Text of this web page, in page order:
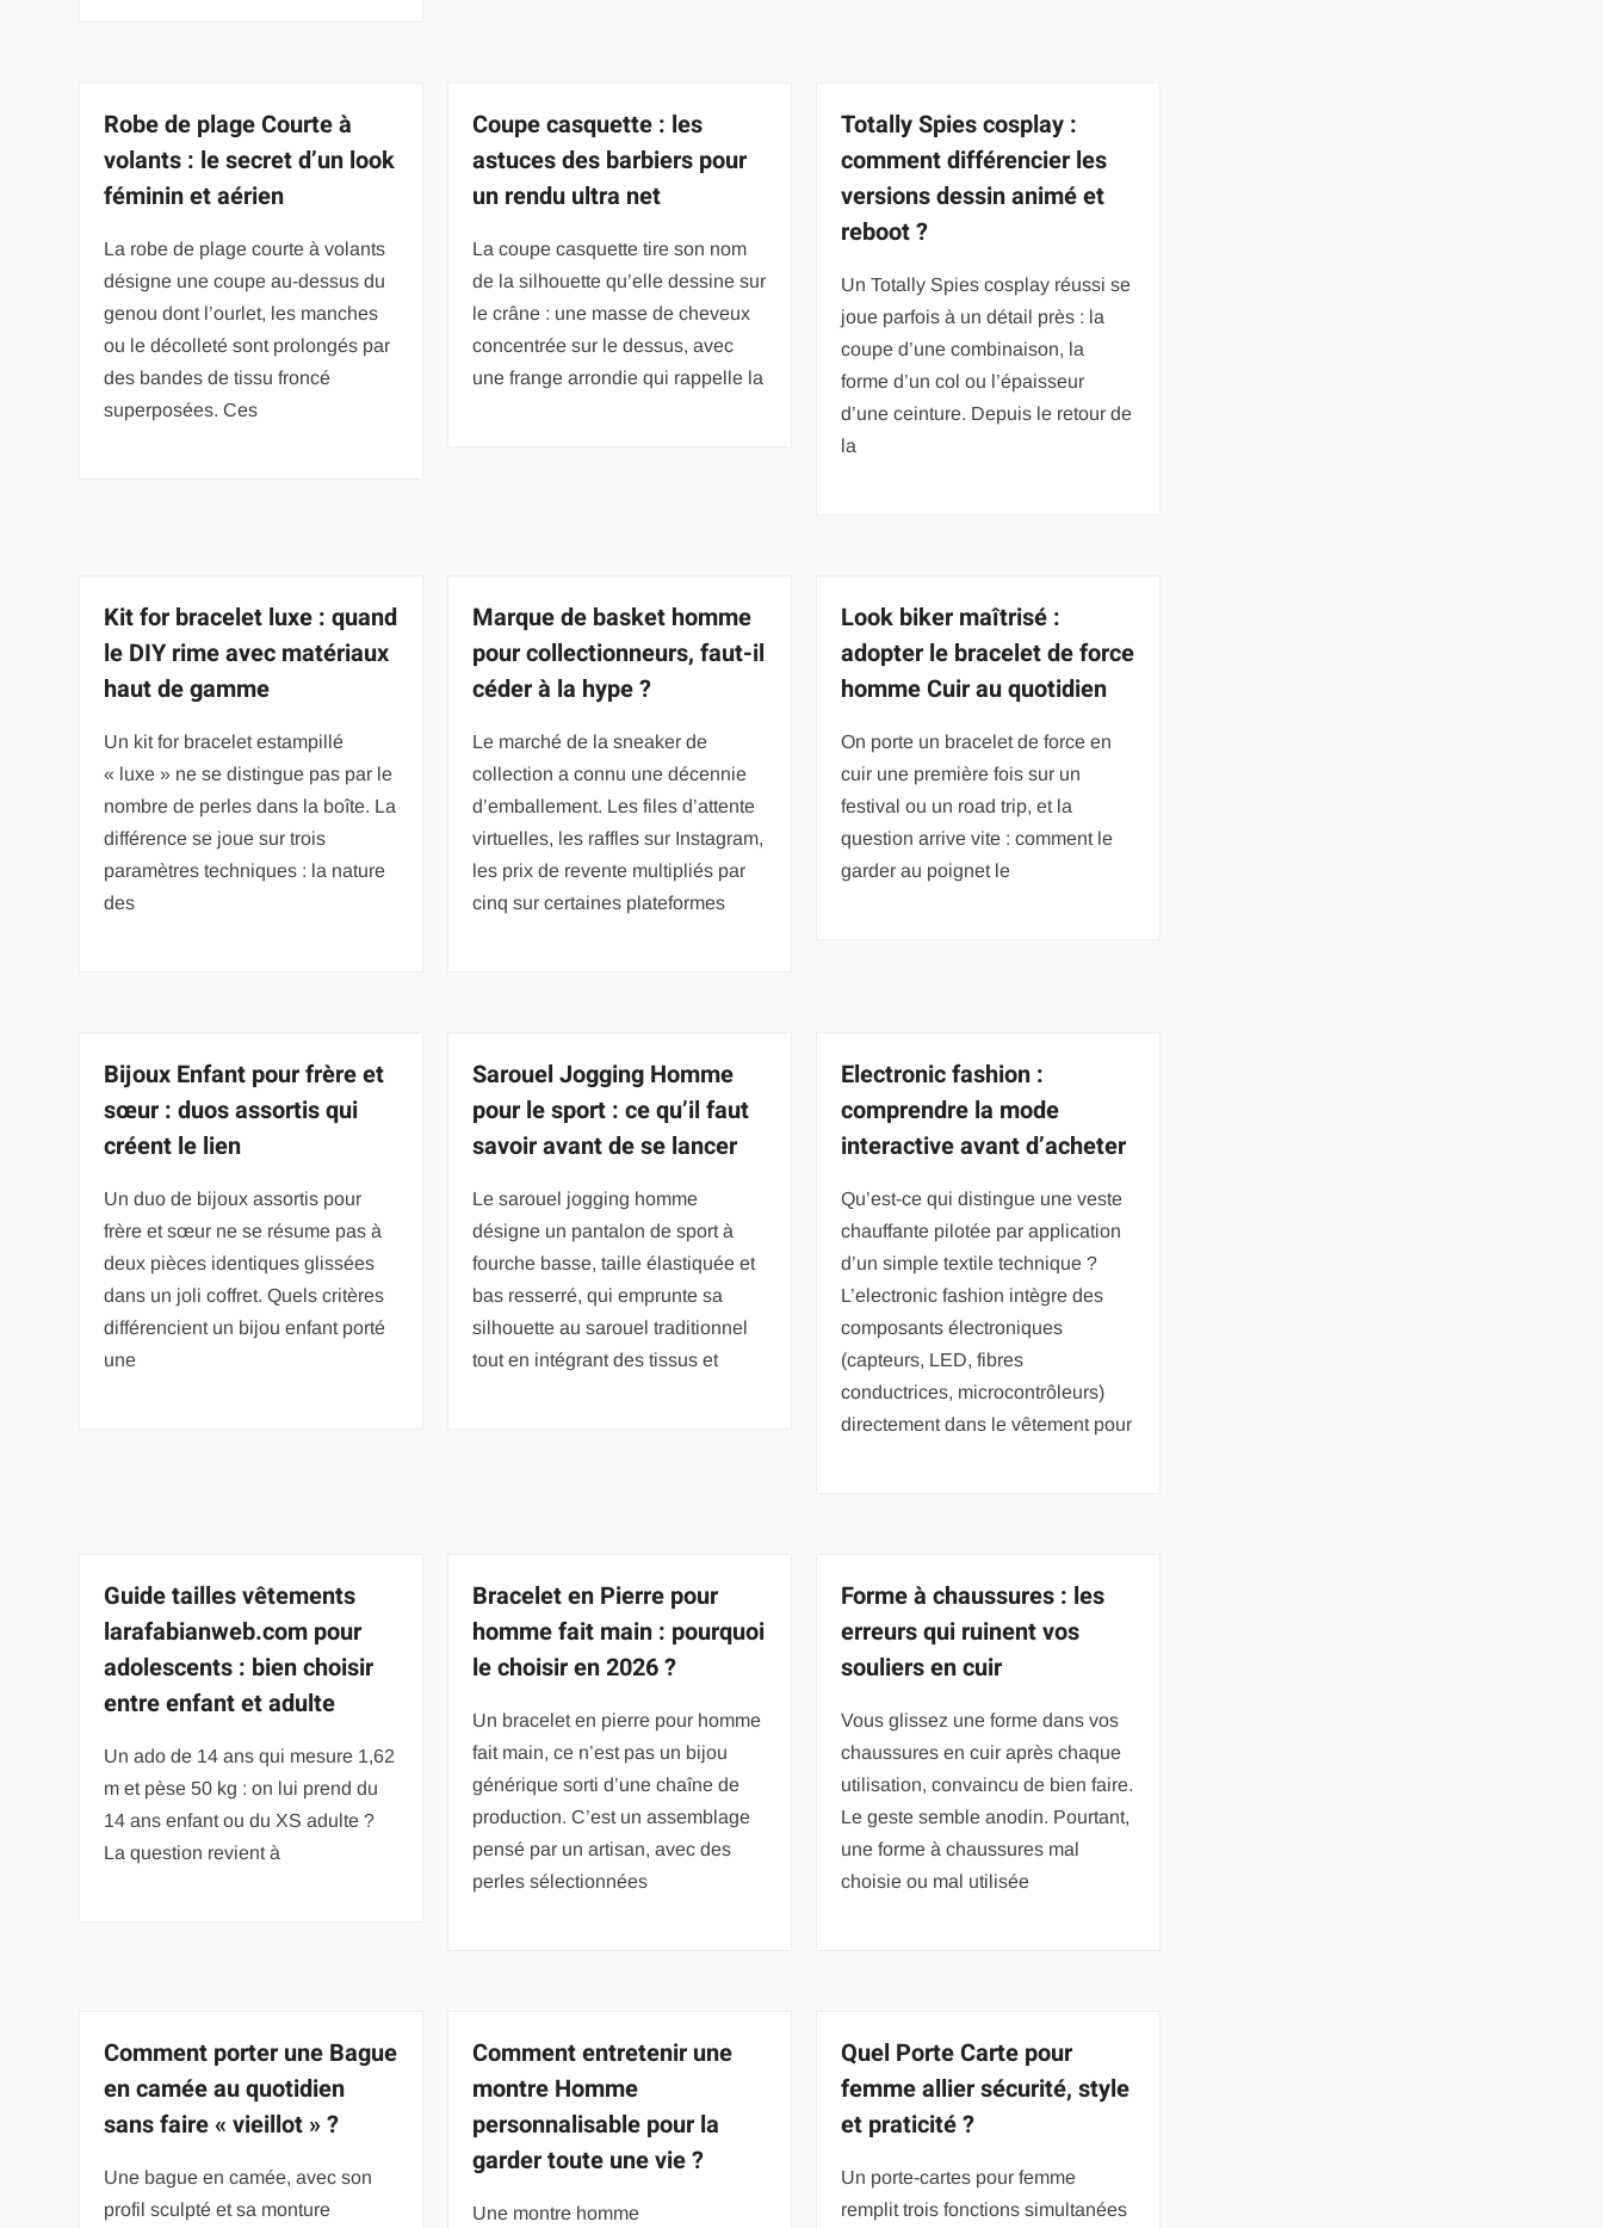
Robe de plage Courte à
volants : le secret d’un look
féminin et aérien
La robe de plage courte à volants
désigne une coupe au-dessus du
genou dont l’ourlet, les manches
ou le décolleté sont prolongés par
des bandes de tissu froncé
superposées. Ces
Coupe casquette : les
astuces des barbiers pour
un rendu ultra net
La coupe casquette tire son nom
de la silhouette qu’elle dessine sur
le crâne : une masse de cheveux
concentrée sur le dessus, avec
une frange arrondie qui rappelle la
Totally Spies cosplay :
comment différencier les
versions dessin animé et
reboot ?
Un Totally Spies cosplay réussi se
joue parfois à un détail près : la
coupe d’une combinaison, la
forme d’un col ou l’épaisseur
d’une ceinture. Depuis le retour de
la
Kit for bracelet luxe : quand
le DIY rime avec matériaux
haut de gamme
Un kit for bracelet estampillé
« luxe » ne se distingue pas par le
nombre de perles dans la boîte. La
différence se joue sur trois
paramètres techniques : la nature
des
Marque de basket homme
pour collectionneurs, faut-il
céder à la hype ?
Le marché de la sneaker de
collection a connu une décennie
d’emballement. Les files d’attente
virtuelles, les raffles sur Instagram,
les prix de revente multipliés par
cinq sur certaines plateformes
Look biker maîtrisé :
adopter le bracelet de force
homme Cuir au quotidien
On porte un bracelet de force en
cuir une première fois sur un
festival ou un road trip, et la
question arrive vite : comment le
garder au poignet le
Bijoux Enfant pour frère et
sœur : duos assortis qui
créent le lien
Un duo de bijoux assortis pour
frère et sœur ne se résume pas à
deux pièces identiques glissées
dans un joli coffret. Quels critères
différencient un bijou enfant porté
une
Sarouel Jogging Homme
pour le sport : ce qu’il faut
savoir avant de se lancer
Le sarouel jogging homme
désigne un pantalon de sport à
fourche basse, taille élastiquée et
bas resserré, qui emprunte sa
silhouette au sarouel traditionnel
tout en intégrant des tissus et
Electronic fashion :
comprendre la mode
interactive avant d’acheter
Qu’est-ce qui distingue une veste
chauffante pilotée par application
d’un simple textile technique ?
L’electronic fashion intègre des
composants électroniques
(capteurs, LED, fibres
conductrices, microcontrôleurs)
directement dans le vêtement pour
Guide tailles vêtements
larafabianweb.com pour
adolescents : bien choisir
entre enfant et adulte
Un ado de 14 ans qui mesure 1,62
m et pèse 50 kg : on lui prend du
14 ans enfant ou du XS adulte ?
La question revient à
Bracelet en Pierre pour
homme fait main : pourquoi
le choisir en 2026 ?
Un bracelet en pierre pour homme
fait main, ce n’est pas un bijou
générique sorti d’une chaîne de
production. C’est un assemblage
pensé par un artisan, avec des
perles sélectionnées
Forme à chaussures : les
erreurs qui ruinent vos
souliers en cuir
Vous glissez une forme dans vos
chaussures en cuir après chaque
utilisation, convaincu de bien faire.
Le geste semble anodin. Pourtant,
une forme à chaussures mal
choisie ou mal utilisée
Comment porter une Bague
en camée au quotidien
sans faire « vieillot » ?
Une bague en camée, avec son
profil sculpté et sa monture
Comment entretenir une
montre Homme
personnalisable pour la
garder toute une vie ?
Une montre homme
Quel Porte Carte pour
femme allier sécurité, style
et praticité ?
Un porte-cartes pour femme
remplit trois fonctions simultanées